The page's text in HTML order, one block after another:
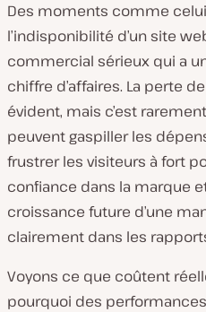
Des moments comme
l’indisponibilité d’un site
commercial sérieux qui a
chiffre d’affaires. La perte
évident, mais c’est
peuvent gaspiller les
frustrer les visiteurs à fort
confiance dans la marque
croissance future d’une
clairement dans les
Voyons ce que coûtent
pourquoi des